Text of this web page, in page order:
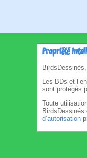
Propriété
Les BDs et
sont protégés
Toute
BirdsDessinés
d’autorisation